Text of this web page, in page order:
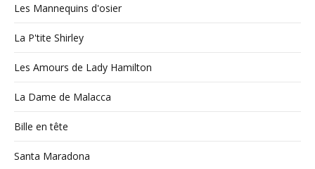
Les Mannequins d'osier
La P'tite Shirley
Les Amours de Lady Hamilton
La Dame de Malacca
Bille en tête
Santa Maradona